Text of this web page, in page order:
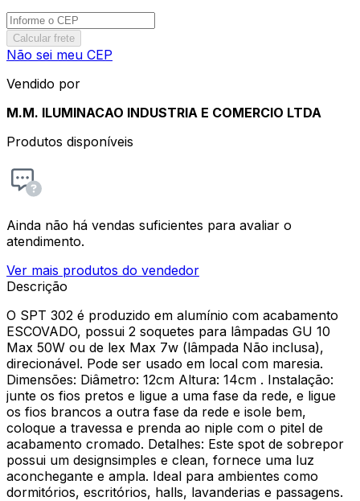
Calcular frete
Não sei meu CEP
Vendido por
M.M. ILUMINACAO INDUSTRIA E COMERCIO LTDA
Produtos disponíveis
Ainda não há vendas suficientes para avaliar o
atendimento.
Ver mais produtos do vendedor
Descrição
O SPT 302 é produzido em alumínio com acabamento
ESCOVADO, possui 2 soquetes para lâmpadas GU 10
Max 50W ou de lex Max 7w (lâmpada Não inclusa),
direcionável. Pode ser usado em local com maresia.
Dimensões: Diâmetro: 12cm Altura: 14cm . Instalação:
junte os fios pretos e ligue a uma fase da rede, e ligue
os fios brancos a outra fase da rede e isole bem,
coloque a travessa e prenda ao niple com o pitel de
acabamento cromado. Detalhes: Este spot de sobrepor
possui um designsimples e clean, fornece uma luz
aconchegante e ampla. Ideal para ambientes como
dormitórios, escritórios, halls, lavanderias e passagens.